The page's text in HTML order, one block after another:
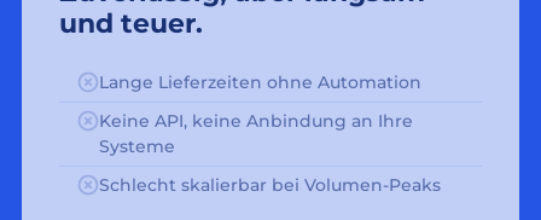
und teuer.
Lange Lieferzeiten ohne Automation
Keine API, keine Anbindung an Ihre
Systeme
Schlecht skalierbar bei Volumen-Peaks